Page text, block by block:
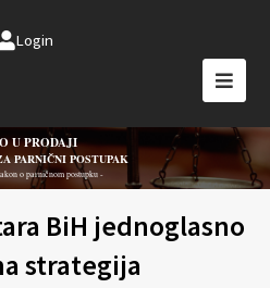
Login
U PRODAJI
PARNIČNI POSTUPAK
o parničnom postupku -
BiH jednoglasno
strategija